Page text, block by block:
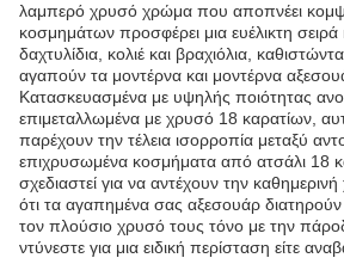
λαμπερό χρυσό χρώμα που αποπνέει
κοσμημάτων προσφέρει μια ευέλικτη
δαχτυλίδια, κολιέ και βραχιόλια,
αγαπούν τα μοντέρνα και μοντέρνα
Κατασκευασμένα με υψηλής ποιότητας
επιμεταλλωμένα με χρυσό 18 καρατίων,
παρέχουν την τέλεια ισορροπία μεταξύ
επιχρυσωμένα κοσμήματα από ατσάλι 18
σχεδιαστεί για να αντέχουν την
ότι τα αγαπημένα σας αξεσουάρ
τον πλούσιο χρυσό τους τόνο με την
ντύνεστε για μια ειδική περίσταση είτε